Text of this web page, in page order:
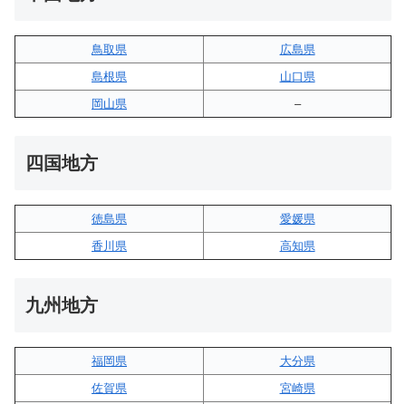
鳥取県
広島県
島根県
山口県
岡山県
–
四国地方
徳島県
愛媛県
香川県
高知県
九州地方
福岡県
大分県
佐賀県
宮崎県